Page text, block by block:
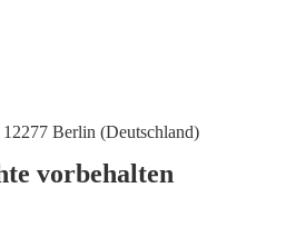
Berlin (Deutschland)
vorbehalten